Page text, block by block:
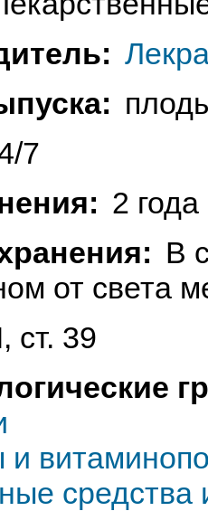
7
2 года
В
от света
ст. 39
средства